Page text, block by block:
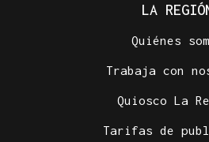
LA
Quiénes
Trabaja con
Quiosco La
Tarifas de